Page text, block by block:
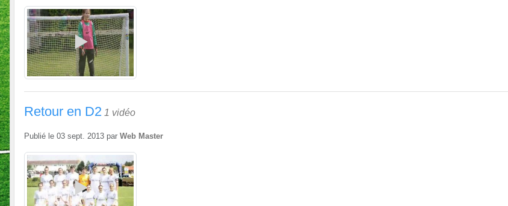
Retour en D2 1 vidéo
Publié le 03 sept. 2013 par Web Master